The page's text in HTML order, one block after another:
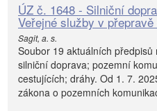
ÚZ č. 1648 - Silniční
Veřejné služby v
Sagit, a. s.
Soubor 19 aktuálních
silniční doprava; pozemní
cestujících; dráhy. Od 1. 7.
zákona o pozemních